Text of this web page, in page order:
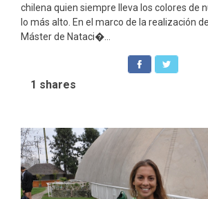
chilena quien siempre lleva los colores de
lo más alto. En el marco de la realización
Máster de Nataci�...
1 shares